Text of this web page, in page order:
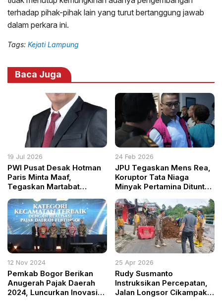
terhadap pihak-pihak lain yang turut bertanggung jawab
dalam perkara ini.
Tags: Kejati Lampung
Baca Juga
19 Jul 2026
PWI Pusat Desak Hotman
Paris Minta Maaf,
Tegaskan Martabat
Direndahkan
24 Feb 2026
JPU Tegaskan Mens Rea,
Koruptor Tata Niaga
Minyak Pertamina Dituntut
12 Nov 2024
Pemkab Bogor Berikan
Anugerah Pajak Daerah
2024, Luncurkan Inovasi
25 Apr 2026
Rudy Susmanto
Instruksikan Percepatan,
Jalan Longsor Cikampak–